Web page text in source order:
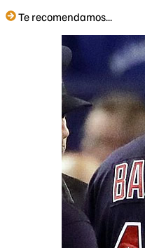
Te recomendamos...